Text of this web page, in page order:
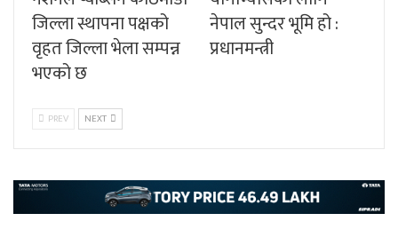
जिल्ला स्थापना पक्षको
वृहत जिल्ला भेला सम्पन्न
भएको छ
नेपाल सुन्दर भूमि हो :
प्रधानमन्त्री
PREV NEXT